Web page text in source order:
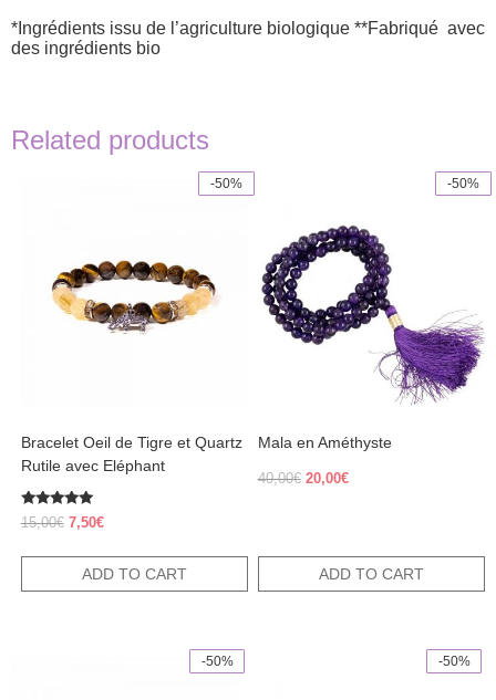
*Ingrédients issu de l’agriculture biologique **Fabriqué avec
des ingrédients bio
Related products
-50%
Bracelet Oeil de Tigre et Quartz
Rutile avec Eléphant
Rated
5.00
15,00€ Original
15,00€.
7,50€Current
7,50€.
ADD TO CART
-50%
Mala en Améthyste
40,00€ Original
20,00€Current
ADD TO CART
-50% -50%